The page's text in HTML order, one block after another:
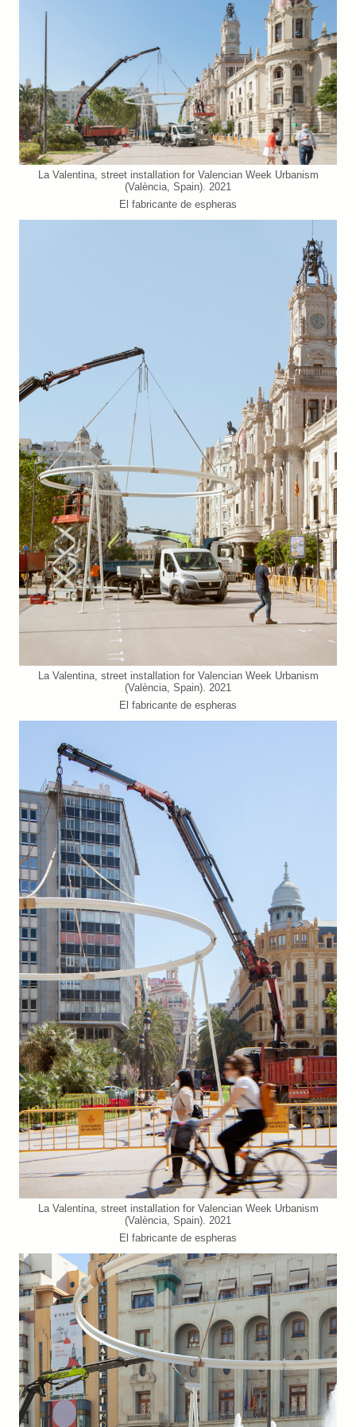
La Valentina, street installation for Valencian Week Urbanism
(València, Spain). 2021
El fabricante de espheras
La Valentina, street installation for Valencian Week Urbanism
(València, Spain). 2021
El fabricante de espheras
La Valentina, street installation for Valencian Week Urbanism
(València, Spain). 2021
El fabricante de espheras